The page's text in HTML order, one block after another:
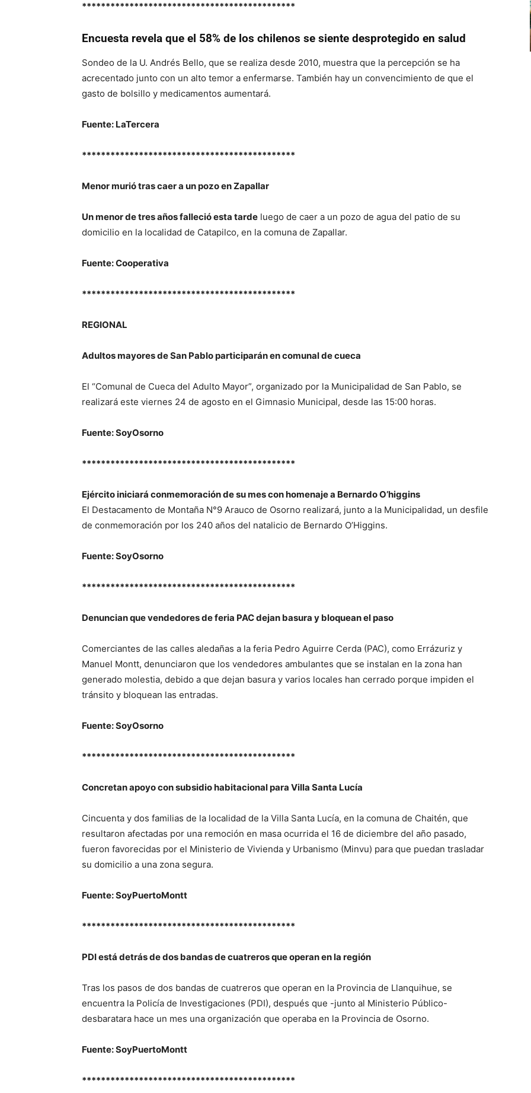
*********************************************
Encuesta revela que el 58% de los chilenos se siente desprotegido en salud
Sondeo de la U. Andrés Bello, que se realiza desde 2010, muestra que la percepción se ha
acrecentado junto con un alto temor a enfermarse. También hay un convencimiento de que el
gasto de bolsillo y medicamentos aumentará.
Fuente: LaTercera
*********************************************
Menor murió tras caer a un pozo en Zapallar
Un menor de tres años falleció esta tarde luego de caer a un pozo de agua del patio de su
domicilio en la localidad de Catapilco, en la comuna de Zapallar.
Fuente: Cooperativa
*********************************************
REGIONAL
Adultos mayores de San Pablo participarán en comunal de cueca
El “Comunal de Cueca del Adulto Mayor”, organizado por la Municipalidad de San Pablo, se
realizará este viernes 24 de agosto en el Gimnasio Municipal, desde las 15:00 horas.
Fuente: SoyOsorno
*********************************************
Ejército iniciará conmemoración de su mes con homenaje a Bernardo O’higgins
El Destacamento de Montaña N°9 Arauco de Osorno realizará, junto a la Municipalidad, un desfile
de conmemoración por los 240 años del natalicio de Bernardo O’Higgins.
Fuente: SoyOsorno
*********************************************
Denuncian que vendedores de feria PAC dejan basura y bloquean el paso
Comerciantes de las calles aledañas a la feria Pedro Aguirre Cerda (PAC), como Errázuriz y
Manuel Montt, denunciaron que los vendedores ambulantes que se instalan en la zona han
generado molestia, debido a que dejan basura y varios locales han cerrado porque impiden el
tránsito y bloquean las entradas.
Fuente: SoyOsorno
*********************************************
Concretan apoyo con subsidio habitacional para Villa Santa Lucía
Cincuenta y dos familias de la localidad de la Villa Santa Lucía, en la comuna de Chaitén, que
resultaron afectadas por una remoción en masa ocurrida el 16 de diciembre del año pasado,
fueron favorecidas por el Ministerio de Vivienda y Urbanismo (Minvu) para que puedan trasladar
su domicilio a una zona segura.
Fuente: SoyPuertoMontt
*********************************************
PDI está detrás de dos bandas de cuatreros que operan en la región
Tras los pasos de dos bandas de cuatreros que operan en la Provincia de Llanquihue, se
encuentra la Policía de Investigaciones (PDI), después que -junto al Ministerio Público-
desbaratara hace un mes una organización que operaba en la Provincia de Osorno.
Fuente: SoyPuertoMontt
*********************************************